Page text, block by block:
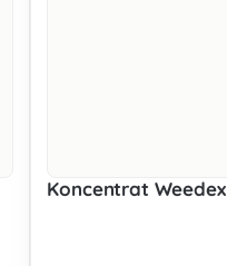
Koncentrat Weedex